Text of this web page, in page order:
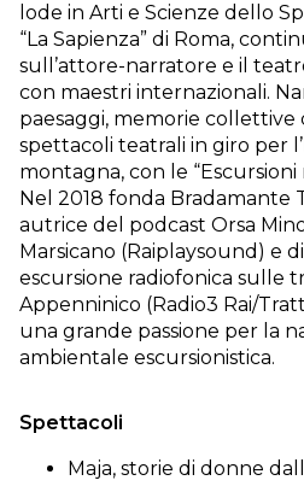
lode in Arti e Scienze dello
“La Sapienza” di Roma,
sull’attore-narratore e il
con maestri internazionali.
paesaggi, memorie collettive
spettacoli teatrali in giro per
montagna, con le “Escursioni
Nel 2018 fonda Bradamante
autrice del podcast Orsa
Marsicano (Raiplaysound) e
escursione radiofonica sulle
Appenninico (Radio3 Rai/
una grande passione per la
ambientale escursionistica.
Spettacoli
Maja, storie di donne